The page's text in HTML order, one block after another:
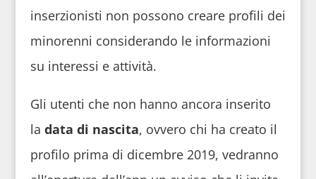
inserzionisti non possono creare profili dei
minorenni considerando le informazioni
su interessi e attività.
Gli utenti che non hanno ancora inserito
la data di nascita, ovvero chi ha creato il
profilo prima di dicembre 2019, vedranno